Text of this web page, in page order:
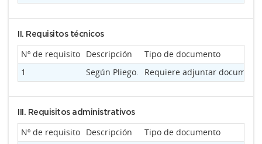
II. Requisitos técnicos
Nº de requisito Descripción
Tipo de documento
1
Según Pliego. Requiere adjuntar
III. Requisitos administrativos
Nº de requisito Descripción
Tipo de documento